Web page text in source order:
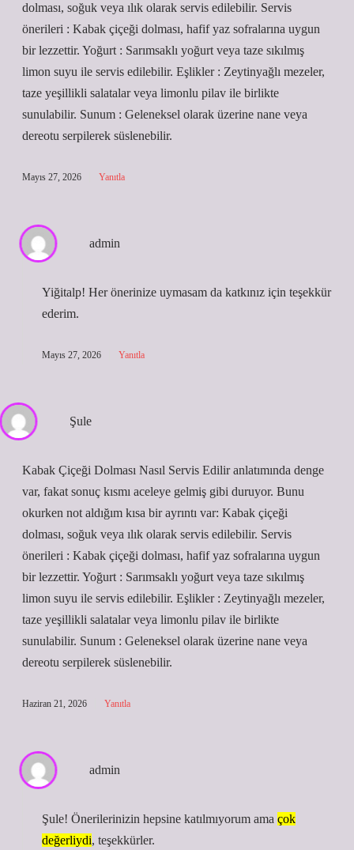
dolması, soğuk veya ılık olarak servis edilebilir. Servis
önerileri : Kabak çiçeği dolması, hafif yaz sofralarına uygun
bir lezzettir. Yoğurt : Sarımsaklı yoğurt veya taze sıkılmış
limon suyu ile servis edilebilir. Eşlikler : Zeytinyağlı mezeler,
taze yeşillikli salatalar veya limonlu pilav ile birlikte
sunulabilir. Sunum : Geleneksel olarak üzerine nane veya
dereotu serpilerek süslenebilir.
Mayıs 27, 2026 Yanıtla
admin
Yiğitalp! Her önerinize uymasam da katkınız için teşekkür
ederim.
Mayıs 27, 2026 Yanıtla
Şule
Kabak Çiçeği Dolması Nasıl Servis Edilir anlatımında denge
var, fakat sonuç kısmı aceleye gelmiş gibi duruyor. Bunu
okurken not aldığım kısa bir ayrıntı var: Kabak çiçeği
dolması, soğuk veya ılık olarak servis edilebilir. Servis
önerileri : Kabak çiçeği dolması, hafif yaz sofralarına uygun
bir lezzettir. Yoğurt : Sarımsaklı yoğurt veya taze sıkılmış
limon suyu ile servis edilebilir. Eşlikler : Zeytinyağlı mezeler,
taze yeşillikli salatalar veya limonlu pilav ile birlikte
sunulabilir. Sunum : Geleneksel olarak üzerine nane veya
dereotu serpilerek süslenebilir.
Haziran 21, 2026 Yanıtla
admin
Şule! Önerilerinizin hepsine katılmıyorum ama çok
değerliydi, teşekkürler.